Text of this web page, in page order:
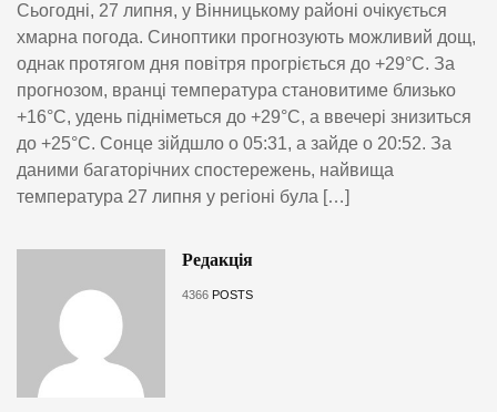
Сьогодні, 27 липня, у Вінницькому районі очікується
хмарна погода. Синоптики прогнозують можливий дощ,
однак протягом дня повітря прогріється до +29°C. За
прогнозом, вранці температура становитиме близько
+16°C, удень підніметься до +29°C, а ввечері знизиться
до +25°C. Сонце зійдшло о 05:31, а зайде о 20:52. За
даними багаторічних спостережень, найвища
температура 27 липня у регіоні була […]
Редакція
4366 POSTS